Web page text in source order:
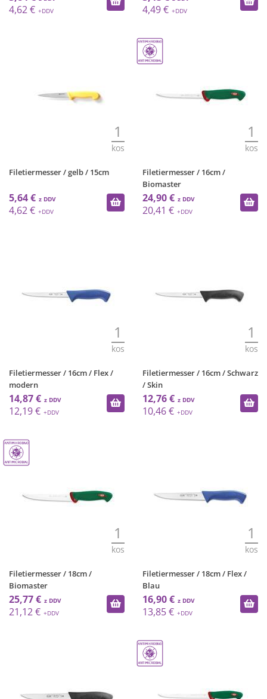
4,62 €
4,49 €
1
kos
Filetiermesser / gelb / 15cm
5,64 €
4,62 €
1
kos
Filetiermesser / 16cm /
Biomaster
24,90 €
20,41 €
1
kos
Filetiermesser / 16cm / Flex /
modern
14,87 €
12,19 €
1
kos
Filetiermesser / 16cm / Schwarz
/ Skin
12,76 €
10,46 €
1
kos
Filetiermesser / 18cm /
Biomaster
25,77 €
21,12 €
1
kos
Filetiermesser / 18cm / Flex /
Blau
16,90 €
13,85 €